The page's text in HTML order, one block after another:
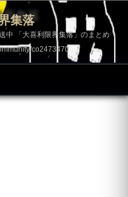
集落
中 「大喜利限界集落」のまとめ
co2473470